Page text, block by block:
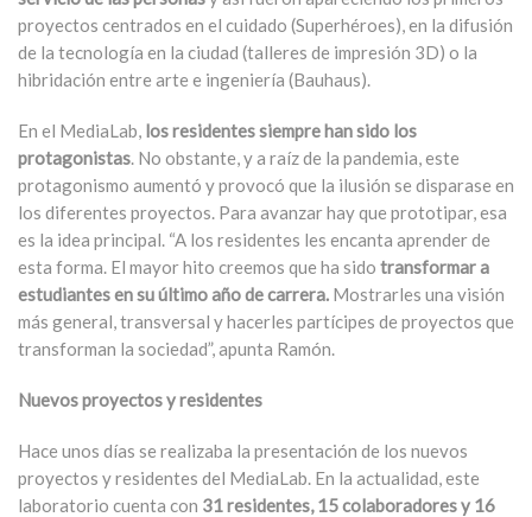
proyectos centrados en el cuidado (Superhéroes), en la difusión
de la tecnología en la ciudad (talleres de impresión 3D) o la
hibridación entre arte e ingeniería (Bauhaus).
En el MediaLab, los residentes siempre han sido los
protagonistas. No obstante, y a raíz de la pandemia, este
protagonismo aumentó y provocó que la ilusión se disparase en
los diferentes proyectos. Para avanzar hay que prototipar, esa
es la idea principal. “A los residentes les encanta aprender de
esta forma. El mayor hito creemos que ha sido transformar a
estudiantes en su último año de carrera. Mostrarles una visión
más general, transversal y hacerles partícipes de proyectos que
transforman la sociedad”, apunta Ramón.
Nuevos proyectos y residentes
Hace unos días se realizaba la presentación de los nuevos
proyectos y residentes del MediaLab. En la actualidad, este
laboratorio cuenta con 31 residentes, 15 colaboradores y 16